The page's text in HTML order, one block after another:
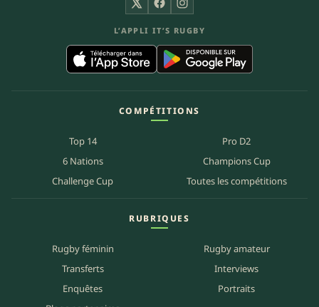
X FacebookInstagram
L’APPLI IT’S RUGBY
COMPÉTITIONS
Top 14
Pro D2
6 Nations
Champions Cup
Challenge Cup
Toutes les compétitions
RUBRIQUES
Rugby féminin
Rugby amateur
Transferts
Interviews
Enquêtes
Portraits